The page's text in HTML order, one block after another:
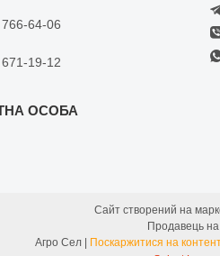
64-06
19-12
Сайт створений на
Продавець
Агро Сел | Поскаржитися на